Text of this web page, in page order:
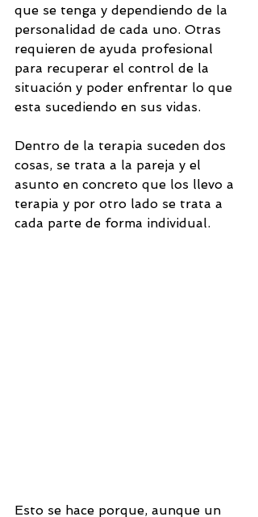
que se tenga y dependiendo de la
personalidad de cada uno. Otras
requieren de ayuda profesional
para recuperar el control de la
situación y poder enfrentar lo que
esta sucediendo en sus vidas.
Dentro de la terapia suceden dos
cosas, se trata a la pareja y el
asunto en concreto que los llevo a
terapia y por otro lado se trata a
cada parte de forma individual.
Esto se hace porque, aunque un